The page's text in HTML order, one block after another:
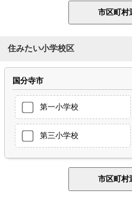
住みたい小学校区
国分寺市
第一小学校
第三小学校